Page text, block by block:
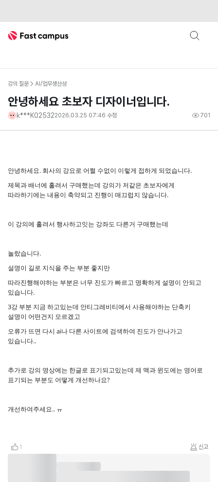
Fast Campus
강의 질문 AI/업무생산성
안녕하세요 초보자 디자이너입니다.
k***K025322026.03.25 07:46 수정 701
안녕하세요. 회사의 강요로 어쩔 수없이 이렇게 접하게 되었습니다.
제목과 배너에 홀려서 구매했는데 강의가 저같은 초보자에게
따라하기에는 내용이 축약되고 진행이 매끄럽지 않습니다.
이 강의에 홀려서 행사하고잇는 강좌도 다른거 구매했는데
놀랐습니다.
설명이 길로 지식을 주는 부분 좋지만
따라진행해야하는 부분은 너무 진도가 빠르고 명확하게 설명이 안되고
있습니다.
3강 부분 지금 하고있는데 안티그레비티에서 사용해야하는 단축키
설명이 어떤건지 모르겠고
오류가 뜨면 다시 ai나 다른 사이트에 검색하여 진도가 안나가고
있습니다..
추가로 강의 영상에는 한글로 표기되고있는데 제 맥과 윈도에는 영어로
표기되는 부분도 어떻게 개선하나요?
개선하여주세요.. ㅠ
1 신고